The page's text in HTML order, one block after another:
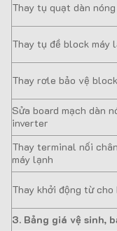
Thay tụ quạt dàn
Thay tụ đề block máy
Thay rơle bảo vệ block
Sửa board mạch dàn
inverter
Thay terminal nối
máy lạnh
Thay khởi động từ
3. Bảng giá vệ sinh,